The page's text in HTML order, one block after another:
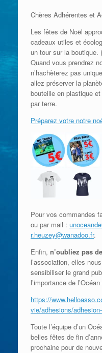
Chères Adhérentes et
Les fêtes de Noël
cadeaux utiles et
un tour sur la boutique.
Quand vous prendrez
n’hachèterez pas
allez préserver la
bouteille en plastique
par terre.
Préparez votre notre
Pour vos commandes
ou par mail :
r.heuzey@wanadoo.fr.
Enfin, n’oubliez pas
l’association, elles
sensibiliser le grand
l’importance de
https://
vie/adhesions/
Toute l’équipe d’un
belles fêtes de fin
prochaine pour de